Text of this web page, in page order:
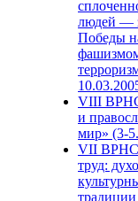
людей —
Победы
VIII
и
мир» (3-
VII ВРНС
труд: